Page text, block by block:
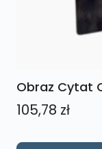
Obraz Cytat
105,78 zł